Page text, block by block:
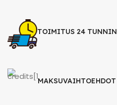
TOIMITUS 24 TUNNIN
MAKSUVAIHTOEHDOT